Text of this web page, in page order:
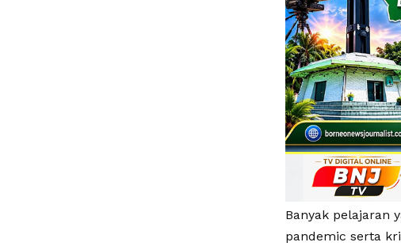
Banyak pelajaran
pandemic serta